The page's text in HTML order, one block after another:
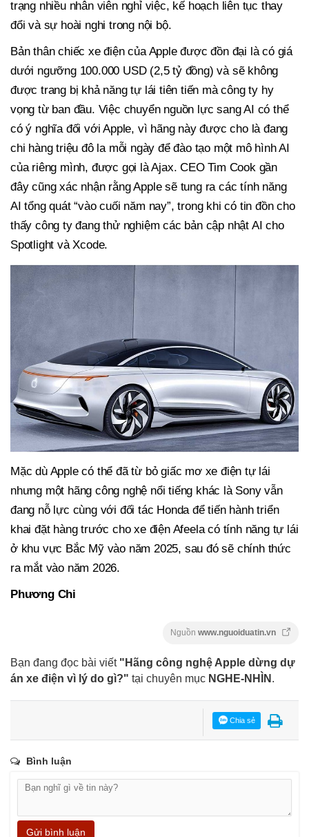
trạng nhiều nhân viên nghỉ việc, kế hoạch liên tục thay
đổi và sự hoài nghi trong nội bộ.
Bản thân chiếc xe điện của Apple được đồn đại là có giá
dưới ngưỡng 100.000 USD (2,5 tỷ đồng) và sẽ không
được trang bị khả năng tự lái tiên tiến mà công ty hy
vọng từ ban đầu. Việc chuyển nguồn lực sang AI có thể
có ý nghĩa đối với Apple, vì hãng này được cho là đang
chi hàng triệu đô la mỗi ngày để đào tạo một mô hình AI
của riêng mình, được gọi là Ajax. CEO Tim Cook gần
đây cũng xác nhận rằng Apple sẽ tung ra các tính năng
AI tổng quát “vào cuối năm nay”, trong khi có tin đồn cho
thấy công ty đang thử nghiệm các bản cập nhật AI cho
Spotlight và Xcode.
Mặc dù Apple có thể đã từ bỏ giấc mơ xe điện tự lái
nhưng một hãng công nghệ nổi tiếng khác là Sony vẫn
đang nỗ lực cùng với đối tác Honda để tiến hành triển
khai đặt hàng trước cho xe điện Afeela có tính năng tự lái
ở khu vực Bắc Mỹ vào năm 2025, sau đó sẽ chính thức
ra mắt vào năm 2026.
Phương Chi
Nguồn www.nguoiduatin.vn
Bạn đang đọc bài viết "Hãng công nghệ Apple dừng dự
án xe điện vì lý do gì?" tại chuyên mục NGHE-NHÌN .
Chia sẻ
Bình luận
Gửi bình luận